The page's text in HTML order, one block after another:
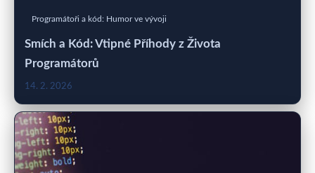
Programátoři a kód: Humor ve vývoji
Smích a Kód: Vtipné Příhody z Života
Programátorů
14. 2. 2026